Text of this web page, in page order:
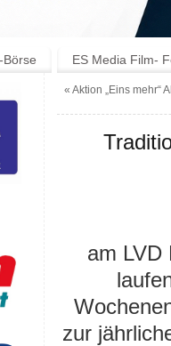
Börse ES Media Film-
« Aktion „Eins mehr“
am LVD
zur